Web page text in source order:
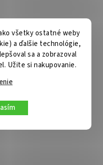
všetky ostatné weby
a ďalšie technológie,
sa a zobrazoval
Užite si nakupovanie.
Dátový kábel Baseus Rapid
Series 3v1 rýchlonabíjací
USB-C - USB-
C/Lightning/MicroUSB 20W
1,5 m čierny
Centrálny sklad
€13,90